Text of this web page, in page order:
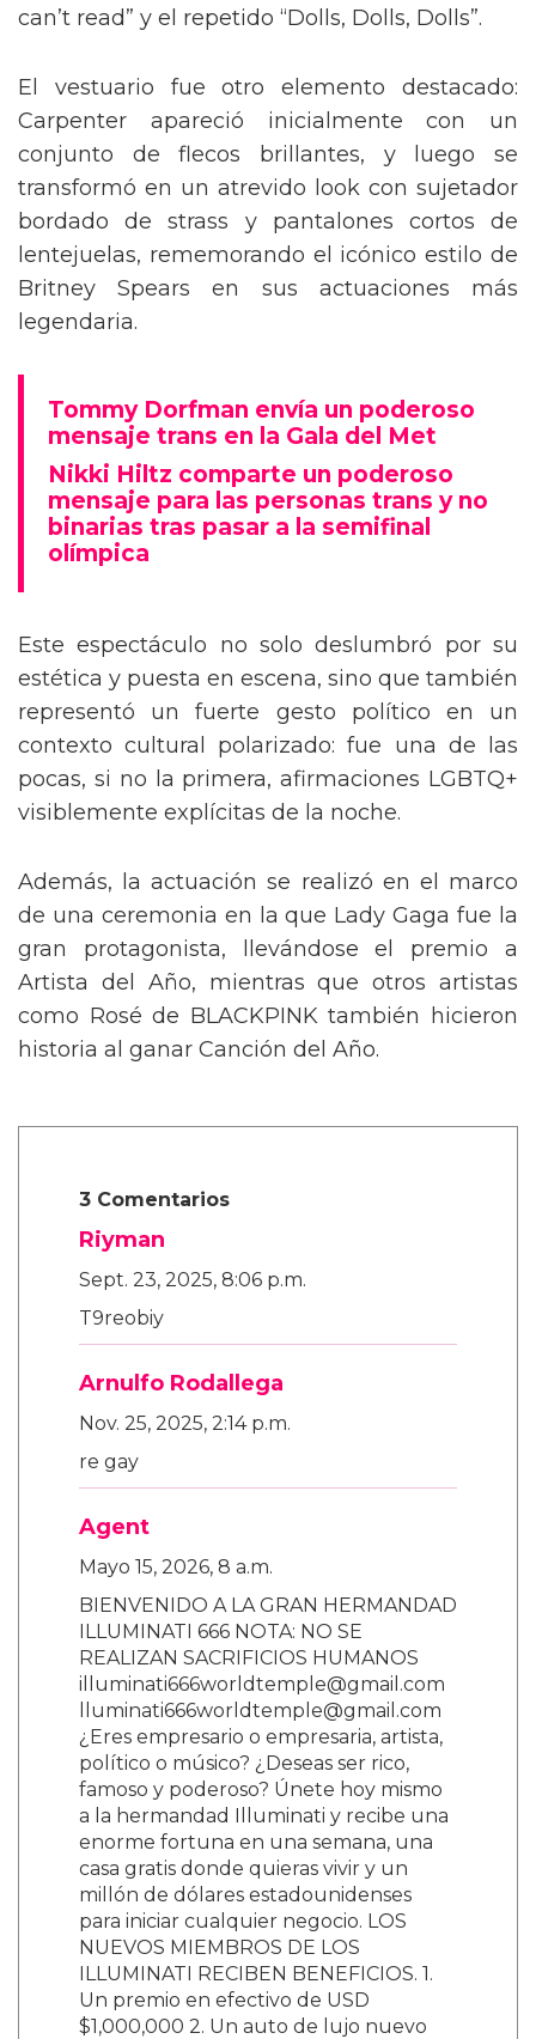
can’t read” y el repetido “Dolls, Dolls, Dolls”.
El vestuario fue otro elemento destacado:
Carpenter apareció inicialmente con un
conjunto de flecos brillantes, y luego se
transformó en un atrevido look con sujetador
bordado de strass y pantalones cortos de
lentejuelas, rememorando el icónico estilo de
Britney Spears en sus actuaciones más
legendaria.
Tommy Dorfman envía un poderoso
mensaje trans en la Gala del Met
Nikki Hiltz comparte un poderoso
mensaje para las personas trans y no
binarias tras pasar a la semifinal
olímpica
Este espectáculo no solo deslumbró por su
estética y puesta en escena, sino que también
representó un fuerte gesto político en un
contexto cultural polarizado: fue una de las
pocas, si no la primera, afirmaciones LGBTQ+
visiblemente explícitas de la noche.
Además, la actuación se realizó en el marco
de una ceremonia en la que Lady Gaga fue la
gran protagonista, llevándose el premio a
Artista del Año, mientras que otros artistas
como Rosé de BLACKPINK también hicieron
historia al ganar Canción del Año.
3 Comentarios
Riyman
Sept. 23, 2025, 8:06 p.m.
T9reobiy
Arnulfo Rodallega
Nov. 25, 2025, 2:14 p.m.
re gay
Agent
Mayo 15, 2026, 8 a.m.
BIENVENIDO A LA GRAN HERMANDAD
ILLUMINATI 666 NOTA: NO SE
REALIZAN SACRIFICIOS HUMANOS
illuminati666worldtemple@gmail.com
lluminati666worldtemple@gmail.com
¿Eres empresario o empresaria, artista,
político o músico? ¿Deseas ser rico,
famoso y poderoso? Únete hoy mismo
a la hermandad Illuminati y recibe una
enorme fortuna en una semana, una
casa gratis donde quieras vivir y un
millón de dólares estadounidenses
para iniciar cualquier negocio. LOS
NUEVOS MIEMBROS DE LOS
ILLUMINATI RECIBEN BENEFICIOS. 1.
Un premio en efectivo de USD
$1,000,000 2. Un auto de lujo nuevo